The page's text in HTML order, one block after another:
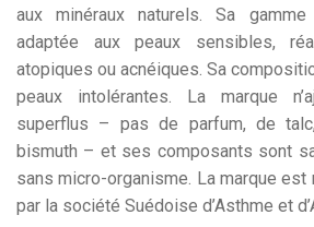
aux minéraux naturels. Sa
adaptée aux peaux sensibles,
atopiques ou acnéiques. Sa
peaux intolérantes. La marque
superflus – pas de parfum, de
bismuth – et ses composants sont
sans micro-organisme. La marque est
par la société Suédoise d’Asthme et